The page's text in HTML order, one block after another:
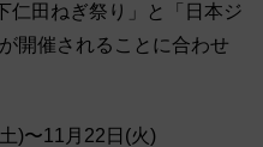
仁田ねぎ祭り」と「日本ジ
開催されることに合わせ
)〜11月22日(火)